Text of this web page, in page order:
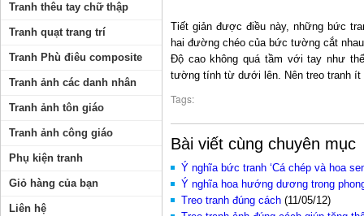
Tiết giản được điều này, những bức
hai đường chéo của bức tường cắt
Độ cao không quá tầm với tay như
tường tính từ dưới lên. Nên treo tranh ít
Tags:
Bài viết cùng chuyên mục
Ý nghĩa bức tranh ‘Cá chép và hoa
Ý nghĩa hoa hướng dương trong
Treo tranh đúng cách (11/05/12)
Tranh thêu tay chữ thập
Tranh quạt trang trí
Tranh Phù điêu composite
Tranh ảnh các danh nhân
Tranh ảnh tôn giáo
Tranh ảnh công giáo
Phụ kiện tranh
Giỏ hàng của bạn
Liên hệ